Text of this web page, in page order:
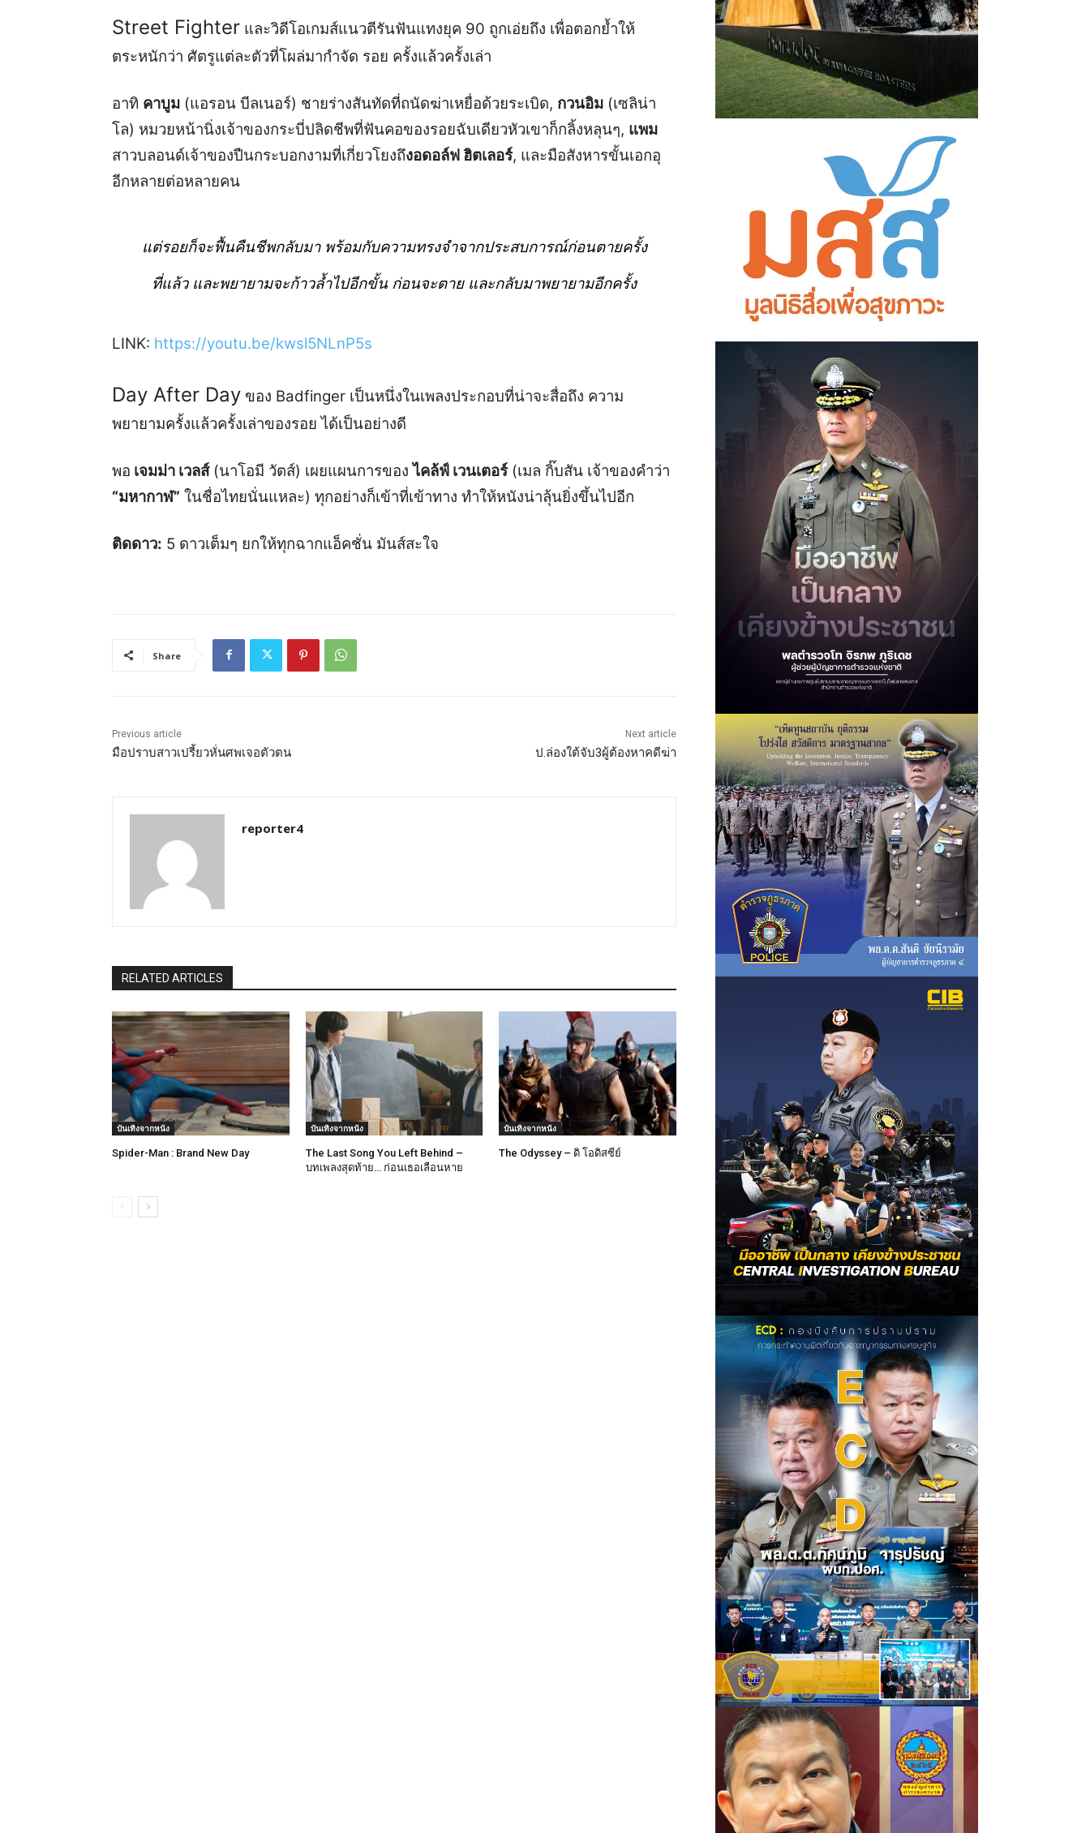
Street Fighter และวิดีโอเกมส์แนวตีรันฟันแทงยุค 90 ถูกเอ่ยถึง เพื่อตอกย้ำให้
ตระหนักว่า ศัตรูแต่ละตัวที่โผล่มากำจัด รอย ครั้งแล้วครั้งเล่า
อาทิ คาบูม (แอรอน บีลเนอร์) ชายร่างสันทัดที่ถนัดฆ่าเหยื่อด้วยระเบิด, กวนอิม (เซลิน่า
โล) หมวยหน้านิ่งเจ้าของกระบี่ปลิดชีพที่ฟันคอของรอยฉับเดียวหัวเขาก็กลิ้งหลุนๆ, แพม
สาวบลอนด์เจ้าของปืนกระบอกงามที่เกี่ยวโยงถึงอดอล์ฟ ฮิตเลอร์, และมือสังหารขั้นเอกอุ
อีกหลายต่อหลายคน
แต่รอยก็จะฟื้นคืนชีพกลับมา พร้อมกับความทรงจำจากประสบการณ์ก่อนตายครั้ง
ที่แล้ว และพยายามจะก้าวล้ำไปอีกขั้น ก่อนจะตาย และกลับมาพยายามอีกครั้ง
LINK: https://youtu.be/kwsl5NLnP5s
Day After Day ของ Badfinger เป็นหนึ่งในเพลงประกอบที่น่าจะสื่อถึง ความ
พยายามครั้งแล้วครั้งเล่าของรอย ได้เป็นอย่างดี
พอ เจมม่า เวลส์(นาโอมี วัตส์) เผยแผนการของไคล้ฟ์ เวนเตอร์(เมล กิ๊บสัน เจ้าของคำว่า
“มหากาฬ” ในชื่อไทยนั่นแหละ) ทุกอย่างก็เข้าที่เข้าทาง ทำให้หนังน่าลุ้นยิ่งขึ้นไปอีก
ติดดาว: 5 ดาวเต็มๆ ยกให้ทุกฉากแอ็คชั่น มันส์สะใจ
Share
Previous article
มือปราบสาวเปรี้ยวหั่นศพเจอตัวตน
Next article
ป.ล่องใต้จับ3ผู้ต้องหาคดีฆ่า
reporter4
RELATED ARTICLES
บันเทิงจากหนัง
Spider-Man : Brand New Day
บันเทิงจากหนัง
​The Last Song You Left Behind –
บทเพลงสุดท้าย… ก่อนเธอเลือนหาย
บันเทิงจากหนัง
The Odyssey – ดิ โอดิสซีย์